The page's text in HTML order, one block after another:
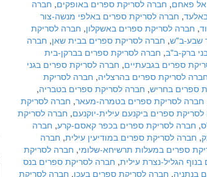
about
שירותי
סריקת
וניהול
מסמכים
אל פאחם, חברה לסריקת ספרים באופקים, חברה
, חברה לסריקת ספרים באלפי מנשה-צור
, חברה לסריקת ספרים באשקלון, חברה לסריקת
שבע-ב"ש, חברה לסריקת ספרים בבית שאן, חברה
ברק-ב"ב, חברה לסריקת ספרים בברקן-בית
ספרים בגבעתיים, חברה לסריקת ספרים בגני
חברה לסריקת ספרים בהרצליה, חברה לסריקת
ספרים בחריש, חברה לסריקת ספרים בטבריה,
חברה לסריקת ספרים בטמרה-מעאר, חברה לסריקת
ספרים ביקנעם עילית-יוקנעם, חברה לסריקת
, חברה לסריקת ספרים בכפר קאסם-קרע, חברה
, חברה לסריקת ספרים במודיעין עילית, חברה
ספרים במעלות תרשיחא-שלומי, חברה לסריקת
הגליל-נצרת עילית, חברה לסריקת ספרים בנס
בנתניה, חברה לסריקת ספרים בעכו, חברה לסריקת